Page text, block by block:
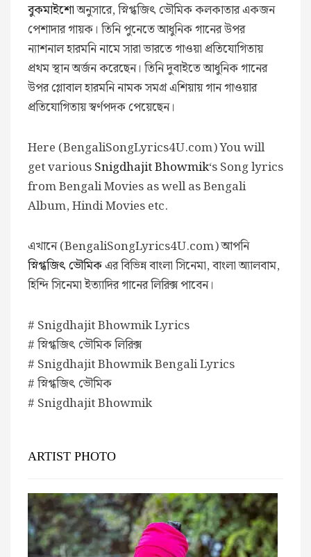
বুকমাইশোঅনুসারে, স্নিগ্ধজিৎ ভৌমিক কলকাতার একজন
পেশাদার গায়ক। তিনি পুনেতে আধুনিক গানের উপর
ন্যাশনাল হারমনি নামে সারা ভারতে গাওয়া প্রতিযোগিতায়
প্রথম স্থান অর্জন করেছেন। তিনি দুবাইতে আধুনিক গানের
উপর গ্লোবাল হারমনি নামক সমগ্র এশিয়ায় গান গাওয়ার
প্রতিযোগিতায় স্বর্ণপদক পেয়েছেন।
Here (BengaliSongLyrics4U.com) You will
get variousSnigdhajit Bhowmik‘s Song lyrics
from Bengali Movies as well as Bengali
Album, Hindi Movies etc.
এখানে (BengaliSongLyrics4U.com) আপনি
স্নিগ্ধজিৎ ভৌমিকএর বিভিন্ন বাংলা সিনেমা, বাংলা অ্যালবাম,
হিন্দি সিনেমা ইত্যাদির গানের লিরিক্স পাবেন।
# Snigdhajit Bhowmik Lyrics
# স্নিগ্ধজিৎ ভৌমিক লিরিক্স
# Snigdhajit Bhowmik Bengali Lyrics
# স্নিগ্ধজিৎ ভৌমিক
# Snigdhajit Bhowmik
ARTIST PHOTO